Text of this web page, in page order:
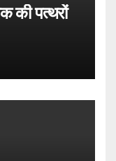
की पत्थरों